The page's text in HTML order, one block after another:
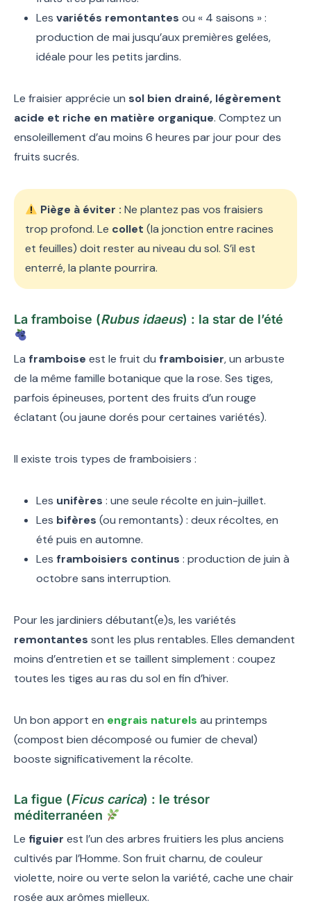
Les variétés remontantes ou « 4 saisons » :
production de mai jusqu’aux premières gelées,
idéale pour les petits jardins.
Le fraisier apprécie un sol bien drainé, légèrement
acide et riche en matière organique. Comptez un
ensoleillement d’au moins 6 heures par jour pour des
fruits sucrés.
Piège à éviter : Ne plantez pas vos fraisiers
trop profond. Le collet (la jonction entre racines
et feuilles) doit rester au niveau du sol. S’il est
enterré, la plante pourrira.
La framboise (Rubus idaeus) : la star de l’été
La framboise est le fruit du framboisier, un arbuste
de la même famille botanique que la rose. Ses tiges,
parfois épineuses, portent des fruits d’un rouge
éclatant (ou jaune dorés pour certaines variétés).
Il existe trois types de framboisiers :
Les unifères : une seule récolte en juin-juillet.
Les bifères (ou remontants) : deux récoltes, en
été puis en automne.
Les framboisiers continus : production de juin à
octobre sans interruption.
Pour les jardiniers débutant(e)s, les variétés
remontantes sont les plus rentables. Elles demandent
moins d’entretien et se taillent simplement : coupez
toutes les tiges au ras du sol en fin d’hiver.
Un bon apport en engrais naturels au printemps
(compost bien décomposé ou fumier de cheval)
booste significativement la récolte.
La figue (Ficus carica) : le trésor
méditerranéen
Le figuier est l’un des arbres fruitiers les plus anciens
cultivés par l’Homme. Son fruit charnu, de couleur
violette, noire ou verte selon la variété, cache une chair
rosée aux arômes mielleux.